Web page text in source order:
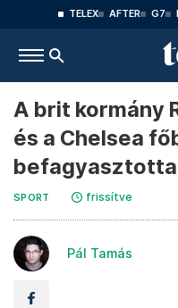
TELEX AFTER G7
A brit kormány
és a Chelsea
befagyasztotta
SPORT frissítve
Pál Tamás